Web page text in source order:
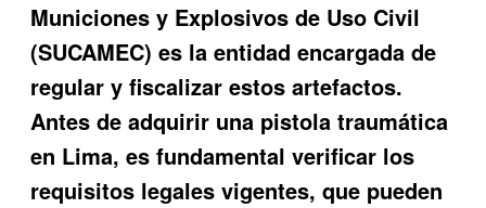
Municiones y Explosivos de Uso Civil
(SUCAMEC) es la entidad encargada de
regular y fiscalizar estos artefactos.
Antes de adquirir una pistola traumática
en Lima, es fundamental verificar los
requisitos legales vigentes, que pueden